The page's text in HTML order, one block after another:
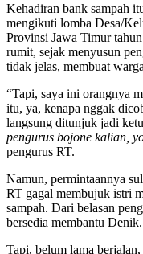
Kehadiran bank sampah
mengikuti lomba Desa/
Provinsi Jawa Timur
rumit, sejak menyusun
tidak jelas, membuat
“Tapi, saya ini orangnya
itu, ya, kenapa nggak
langsung ditunjuk jadi
pengurus bojone kalian,
pengurus RT.
Namun, permintaannya
RT gagal membujuk istri
sampah. Dari belasan
bersedia membantu Denik.
Tapi, belum lama